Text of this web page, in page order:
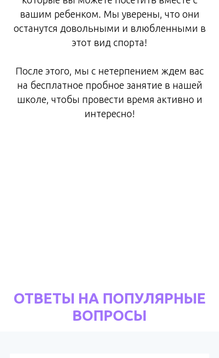
вашим ребенком. Мы уверены, что они
останутся довольными и влюбленными в
этот вид спорта!
После этого, мы с нетерпением ждем вас
на бесплатное пробное занятие в нашей
школе, чтобы провести время активно и
интересно!
ОТВЕТЫ НА ПОПУЛЯРНЫЕ
ВОПРОСЫ